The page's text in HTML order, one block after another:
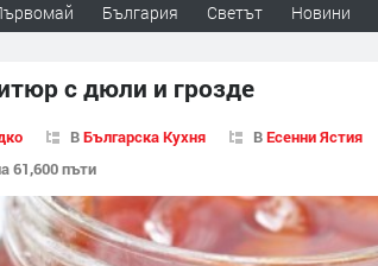
България Светът Новини
с дюли и грозде
ВБългарска Кухня ВЕсенни Ястия
61,600 пъти